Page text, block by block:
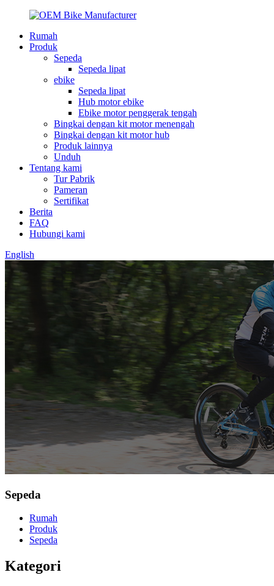
Rumah
Produk
Sepeda
Sepeda lipat
ebike
Sepeda lipat
Hub motor ebike
Ebike motor penggerak tengah
Bingkai dengan kit motor menengah
Bingkai dengan kit motor hub
Produk lainnya
Unduh
Tentang kami
Tur Pabrik
Pameran
Sertifikat
Berita
FAQ
Hubungi kami
English
Sepeda
Rumah
Produk
Sepeda
Kategori